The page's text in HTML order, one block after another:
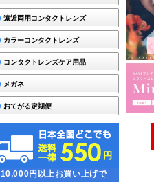
遠近両用コンタクトレンズ
カラーコンタクトレンズ
コンタクトレンズケア用品
メガネ
おてがる定期便
10,000円以上お買い上げで